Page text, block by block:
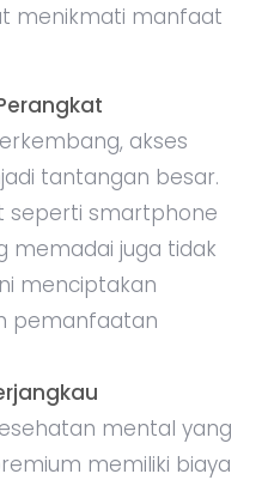
menikmati manfaat
akses
tantangan besar.
seperti smartphone
memadai juga tidak
menciptakan
pemanfaatan
mental yang
memiliki biaya